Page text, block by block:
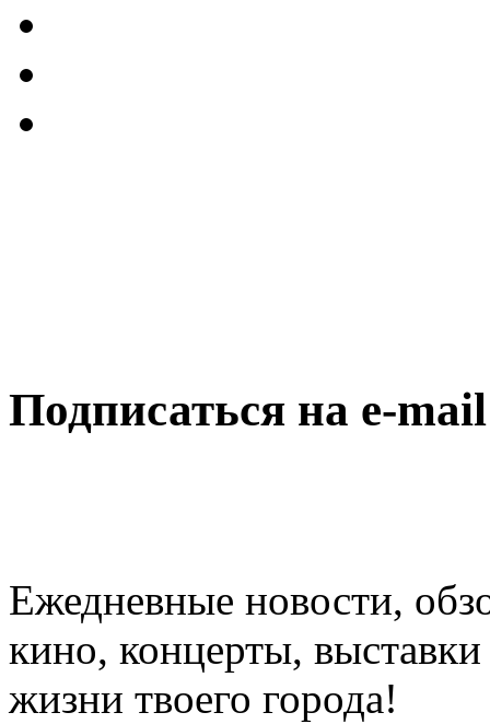
Подписаться на e-
Ежедневные новости,
кино, концерты,
жизни твоего города!